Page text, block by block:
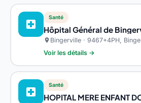
local_hospital
Santé
Hôpital Général de
location_on Bingerville · 9467+4PH,
Voir les détails →
local_hospital
Santé